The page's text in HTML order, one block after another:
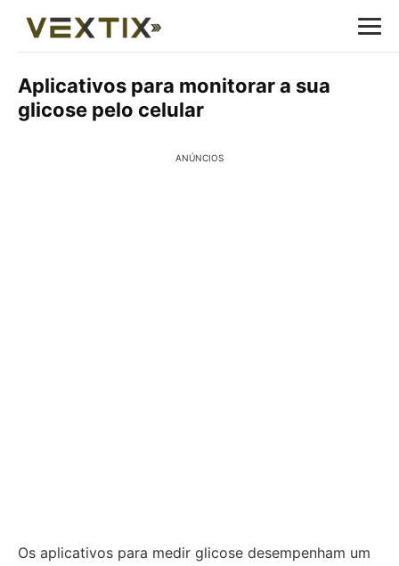
Aplicativos para monitorar a sua
glicose pelo celular
ANÚNCIOS
Os aplicativos para medir glicose desempenham um